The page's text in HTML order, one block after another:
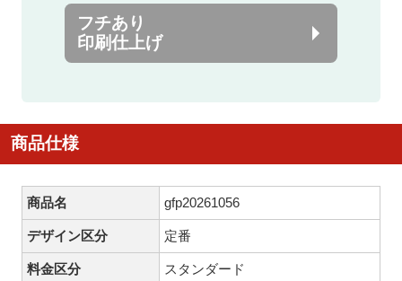
フチあり
印刷仕上げ
商品仕様
商品名 gfp20261056
デザイン区分 定番
料金区分 スタンダード